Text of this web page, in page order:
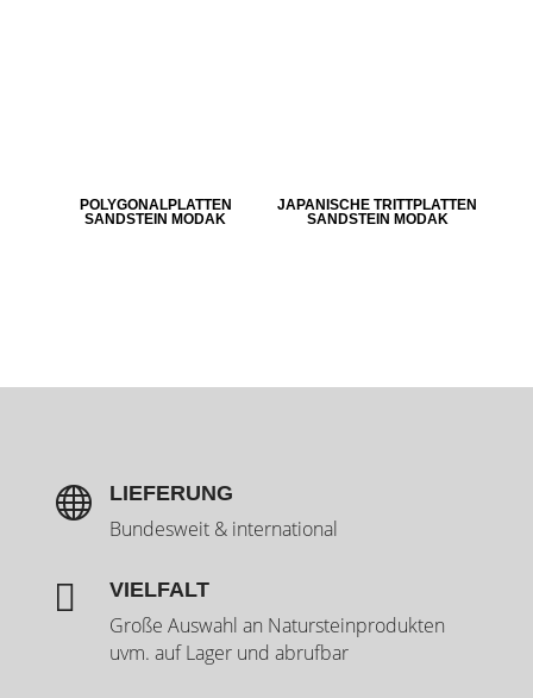
POLYGONALPLATTEN
SANDSTEIN MODAK
JAPANISCHE TRITTPLATTEN
SANDSTEIN MODAK
 LIEFERUNG
Bundesweit & international
 VIELFALT
Große Auswahl an Natursteinprodukten
uvm. auf Lager und abrufbar